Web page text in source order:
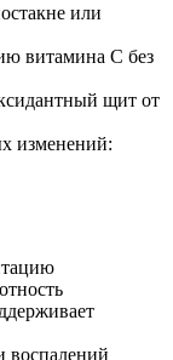
или
витамина С без
щит от
изменений:
воспалений